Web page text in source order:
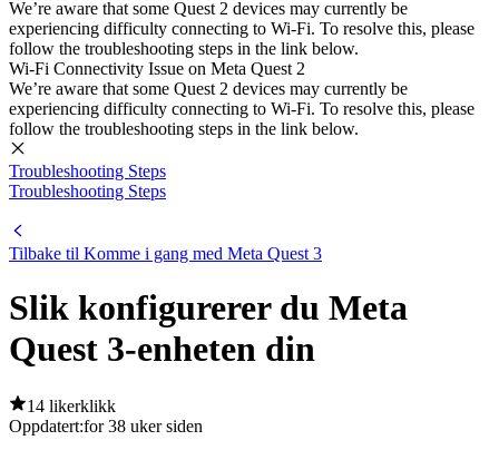
We’re aware that some Quest 2 devices may currently be
experiencing difficulty connecting to Wi-Fi. To resolve this, please
follow the troubleshooting steps in the link below.
Wi-Fi Connectivity Issue on Meta Quest 2
We’re aware that some Quest 2 devices may currently be
experiencing difficulty connecting to Wi-Fi. To resolve this, please
follow the troubleshooting steps in the link below.
Troubleshooting Steps
Troubleshooting Steps
Tilbake til Komme i gang med Meta Quest 3
Slik konfigurerer du Meta
Quest 3-enheten din
14 likerklikk
Oppdatert:for 38 uker siden